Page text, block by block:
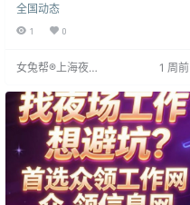
如收银、服务生等，并说明工作要
求；薪资待遇写明日结、提成、食
全国动态
1 0
女兔帮®上海夜场
1 周前